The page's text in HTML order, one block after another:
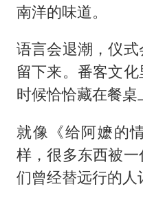
南洋的味道。
语言会退潮，仪
留下来。番客文
时候恰恰藏在餐桌
就像《给阿嬷的
样，很多东西被
们曾经替远行的人